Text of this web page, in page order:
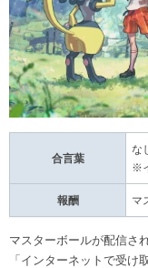
合言葉
な
※
報酬 マ
マスターボールが配信さ
「インターネットで受け